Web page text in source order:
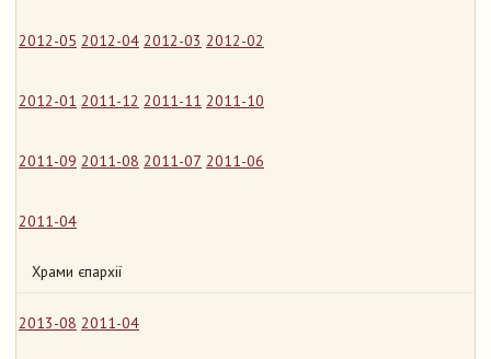
2012-05 2012-04 2012-03 2012-02
2012-01 2011-12 2011-11 2011-10
2011-09 2011-08 2011-07 2011-06
2011-04
Храми єпархії
2013-08 2011-04